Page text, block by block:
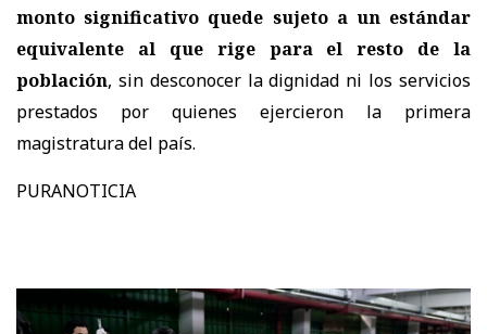
monto significativo quede sujeto a un estándar
equivalente al que rige para el resto de la
población, sin desconocer la dignidad ni los servicios
prestados por quienes ejercieron la primera
magistratura del país.
PURANOTICIA